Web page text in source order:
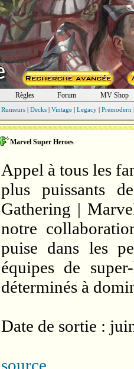
Règles Forum MV Shop
Rumeurs| Decks| Vintage| Legacy| Premodern
Marvel Super Heroes
Appel à tous les
plus puissants
Gathering |
notre
puise dans les
équipes de
déterminés à
Date de sortie :
source